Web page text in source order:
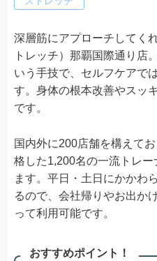
深層筋にアプローチしてく
トレッチ）那覇国際通り店
いう手技で、セルフケアで
す。身体の根本改善やスッ
です。
国内外に200店舗を構えて
格した1,200名の一流トレ
ます。平日・土日にかかわ
るので、会社帰りやお出か
って利用可能です。
おすすめポイント！